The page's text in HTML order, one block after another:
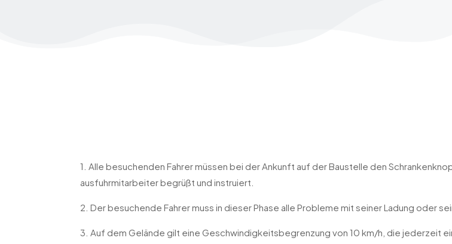
1. Alle besuchenden Fahrer müssen bei der Ankunft auf der Baustelle den
ausfuhrmitarbeiter begrüßt und instruiert.
2. Der besuchende Fahrer muss in dieser Phase alle Probleme mit seiner Ladung oder
3. Auf dem Gelände gilt eine Geschwindigkeitsbegrenzung von 10 km/h, die jederzeit